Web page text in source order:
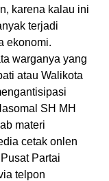
karena kalau ini
terjadi
ekonomi.
warganya yang
atau Walikota
SH MH
materi
cetak onlen
Partai
telpon